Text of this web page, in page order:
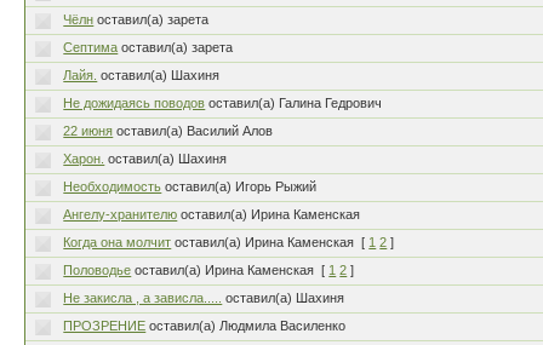
Чёлн оставил(а) зарета
Септима оставил(а) зарета
Лайя. оставил(а) Шахиня
Не дожидаясь поводов оставил(а) Галина Гедрович
22 июня оставил(а) Василий Алов
Харон. оставил(а) Шахиня
Необходимость оставил(а) Игорь Рыжий
Ангелу-хранителю оставил(а) Ирина Каменская
Когда она молчит оставил(а) Ирина Каменская [ 1 2 ]
Половодье оставил(а) Ирина Каменская [ 1 2 ]
Не закисла , а зависла.....
оставил(а) Шахиня
ПРОЗРЕНИЕ оставил(а) Людмила Василенко